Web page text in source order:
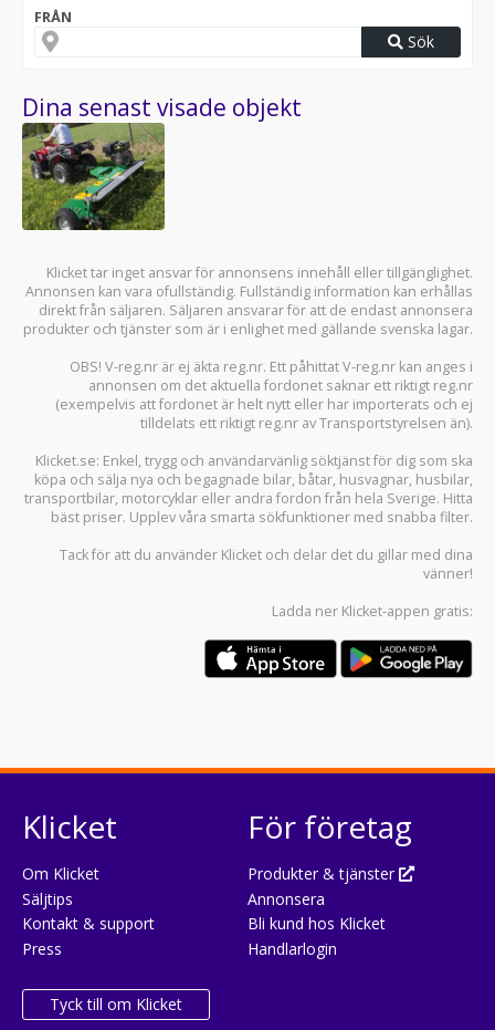
FRÅN
Sök
Dina senast visade objekt
Klicket tar inget ansvar för annonsens innehåll eller tillgänglighet.
Annonsen kan vara ofullständig. Fullständig information kan erhållas
direkt från säljaren. Säljaren ansvarar för att de endast annonsera
produkter och tjänster som är i enlighet med gällande svenska lagar.
OBS! V-reg.nr är ej äkta reg.nr. Ett påhittat V-reg.nr kan anges i
annonsen om det aktuella fordonet saknar ett riktigt reg.nr
(exempelvis att fordonet är helt nytt eller har importerats och ej
tilldelats ett riktigt reg.nr av Transportstyrelsen än).
Klicket.se: Enkel, trygg och användarvänlig söktjänst för dig som ska
köpa och sälja nya och begagnade bilar, båtar, husvagnar, husbilar,
transportbilar, motorcyklar eller andra fordon från hela Sverige. Hitta
bäst priser. Upplev våra smarta sökfunktioner med snabba filter.
Tack för att du använder Klicket och delar det du gillar med dina
vänner!
Ladda ner Klicket-appen gratis:
Klicket
Om Klicket
Säljtips
Kontakt & support
Press
Tyck till om Klicket
För företag
Produkter & tjänster
Annonsera
Bli kund hos Klicket
Handlarlogin